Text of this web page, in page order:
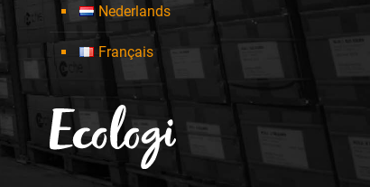
Nederlands
Français